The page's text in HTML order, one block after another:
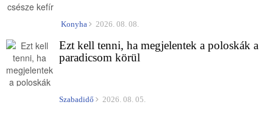
Konyha 2026. 08. 08.
Ezt kell tenni, ha megjelentek a poloskák a
paradicsom körül
Szabadidő 2026. 08. 05.